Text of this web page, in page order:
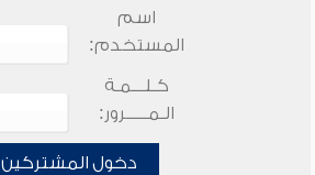
اسم
المستخدم:
كـلـــمـة
الـمـــــرور:
دخول المشتركين